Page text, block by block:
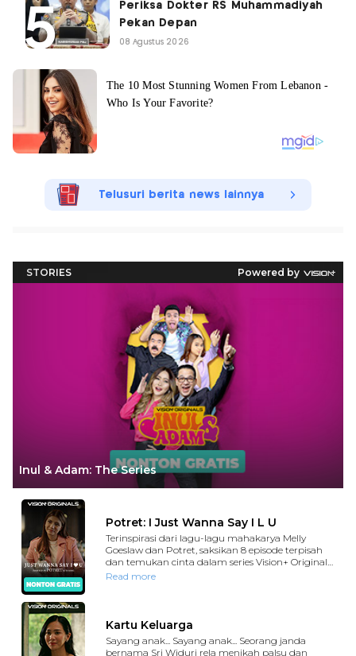
Periksa Dokter RS Muhammadiyah
Pekan Depan
08 Agustus 2026
Telusuri berita news lainnya